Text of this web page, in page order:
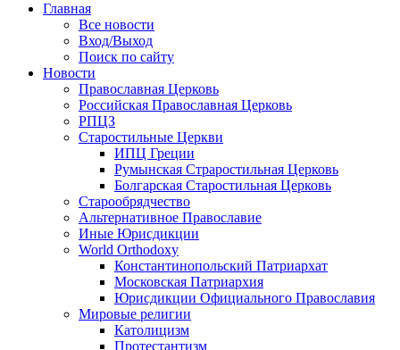
Главная
Все новости
Вход/Выход
Поиск по сайту
Новости
Православная Церковь
Российская Православная Церковь
РПЦЗ
Старостильные Церкви
ИПЦ Греции
Румынская Страростильная Церковь
Болгарская Старостильная Церковь
Старообрядчество
Альтернативное Православие
Иные Юрисдикции
World Orthodoxy
Константинопольский Патриархат
Московская Патриархия
Юрисдикции Официального Православия
Мировые религии
Католицизм
Протестантизм